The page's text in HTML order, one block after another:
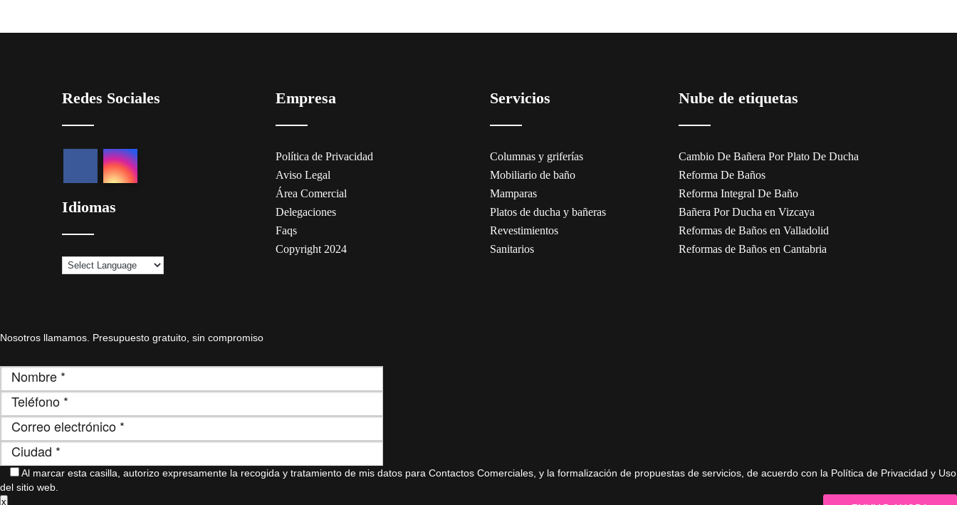
Redes Sociales
Idiomas
Empresa
Política de Privacidad
Aviso Legal
Área Comercial
Delegaciones
Faqs
Copyright 2024
Servicios
Columnas y griferías
Mobiliario de baño
Mamparas
Platos de ducha y bañeras
Revestimientos
Sanitarios
Nube de etiquetas
Cambio De Bañera Por Plato De Ducha
Reforma De Baños
Reforma Integral De Baño
Bañera Por Ducha en Vizcaya
Reformas de Baños en Valladolid
Reformas de Baños en Cantabria
Nosotros llamamos. Presupuesto gratuito, sin compromiso
Al marcar esta casilla, autorizo ​​expresamente la recogida y tratamiento de mis datos para Contactos Comerciales, y la formalización de propuestas de servicios, de acuerdo con la Política de Privacidad y Uso
del sitio web.
x